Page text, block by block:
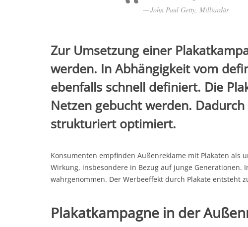
John Paul Getty, Milliardär
Zur Umsetzung einer
werden. In Abhängigkeit vom
ebenfalls schnell definiert. Die
Netzen gebucht werden.
strukturiert optimiert.
Konsumenten empfinden Außenreklame mit Plakaten
Wirkung, insbesondere in Bezug auf junge Generationen.
wahrgenommen. Der Werbeeffekt durch Plakate entsteht
Plakatkampagne in der